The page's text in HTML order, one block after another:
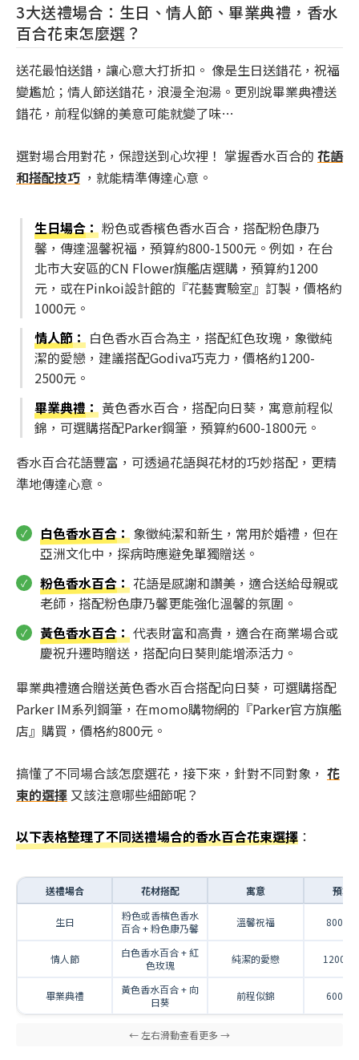
3大送禮場合：生日、情人節、畢業典禮，香水
百合花束怎麼選？
送花最怕送錯，讓心意大打折扣。 像是生日送錯花，祝福
變尷尬；情人節送錯花，浪漫全泡湯。更別說畢業典禮送
錯花，前程似錦的美意可能就變了味…
選對場合用對花，保證送到心坎裡！ 掌握香水百合的 花語
和搭配技巧 ，就能精準傳達心意。
生日場合 ： 粉色或香檳色香水百合，搭配粉色康乃
馨，傳達溫馨祝福，預算約800-1500元。例如，在台
北市大安區的CN Flower旗艦店選購，預算約1200
元，或在Pinkoi設計館的『花藝實驗室』訂製，價格約
1000元。
情人節 ： 白色香水百合為主，搭配紅色玫瑰，象徵純
潔的愛戀，建議搭配Godiva巧克力，價格約1200-
2500元。
畢業典禮 ： 黃色香水百合，搭配向日葵，寓意前程似
錦，可選購搭配Parker鋼筆，預算約600-1800元。
香水百合花語豐富，可透過花語與花材的巧妙搭配，更精
準地傳達心意。
白色香水百合： 象徵純潔和新生，常用於婚禮，但在
亞洲文化中，探病時應避免單獨贈送。
粉色香水百合：花語是感謝和讚美，適合送給母親或
老師，搭配粉色康乃馨更能強化溫馨的氛圍。
黃色香水百合：代表財富和高貴，適合在商業場合或
慶祝升遷時贈送，搭配向日葵則能增添活力。
畢業典禮適合贈送黃色香水百合搭配向日葵，可選購搭配
Parker IM系列鋼筆，在momo購物網的『Parker官方旗艦
店』購買，價格約800元。
搞懂了不同場合該怎麼選花，接下來，針對不同對象， 花
束的選擇 又該注意哪些細節呢？
以下表格整理了不同送禮場合的香水百合花束選擇 ：
送禮場合 花材搭配 寓意 預算
生日
粉色或香檳色香水
百合 + 粉色康乃馨
溫馨祝福 800-
情人節
白色香水百合 + 紅
色玫瑰
純潔的愛戀 1200-
畢業典禮
黃色香水百合 + 向
日葵
前程似錦 600-